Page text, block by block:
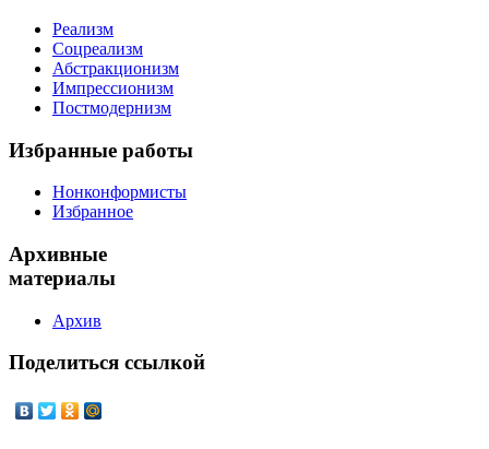
Реализм
Соцреализм
Абстракционизм
Импрессионизм
Постмодернизм
Избранные работы
Нонконформисты
Избранное
Архивные
материалы
Архив
Поделиться ссылкой